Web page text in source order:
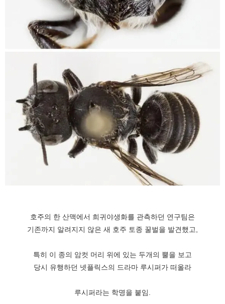
호주의 한 산맥에서 희귀야생화를 관측하던 연구팀은
기존까지 알려지지 않은 새 호주 토종 꿀벌을 발견했고,
특히 이 종의 암컷 머리 위에 있는 두개의 뿔을 보고
당시 유행하던 넷플릭스의 드라마 루시퍼가 떠올라
루시퍼라는 학명을 붙임.